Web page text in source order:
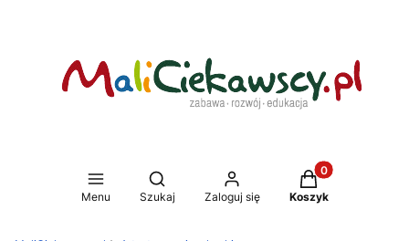
Menu
Otwórz wyszukiwarkę
Szukaj Zaloguj się
Produkty w
Koszyk